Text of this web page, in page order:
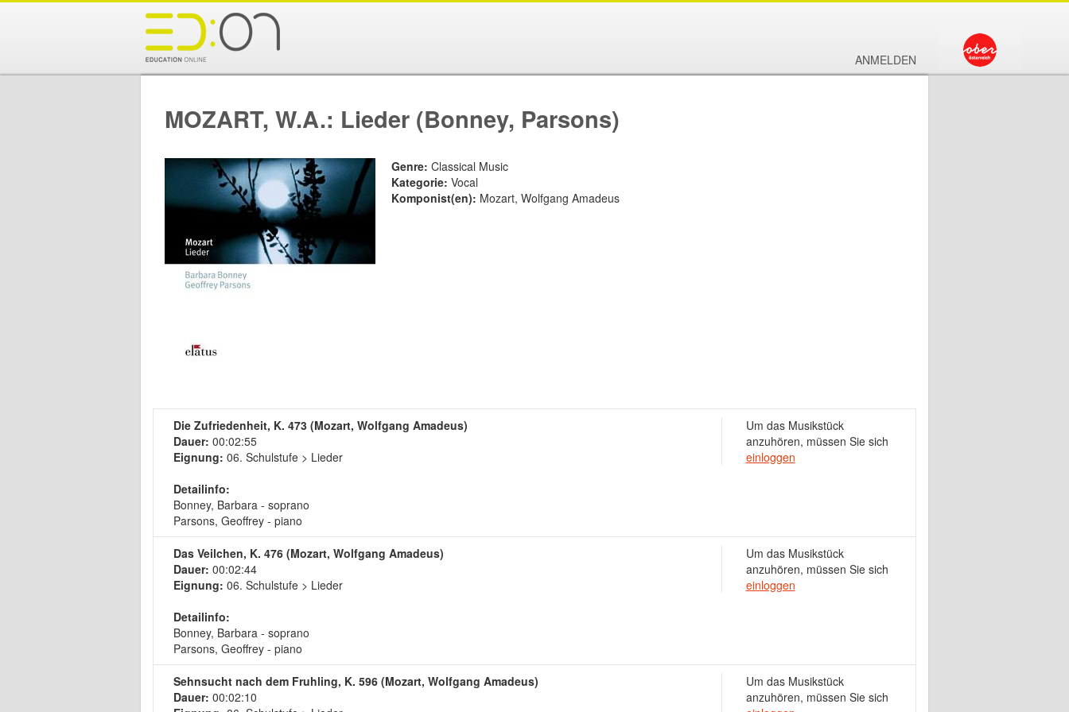
ANMELDEN
MOZART, W.A.: Lieder (Bonney, Parsons)
Genre: Classical Music
Kategorie: Vocal
Komponist(en): Mozart, Wolfgang Amadeus
Die Zufriedenheit, K. 473 (Mozart, Wolfgang Amadeus)
Dauer: 00:02:55
Eignung: 06. Schulstufe > Lieder
Detailinfo:
Bonney, Barbara - soprano
Parsons, Geoffrey - piano
Um das Musikstück
anzuhören, müssen Sie sich
einloggen
Das Veilchen, K. 476 (Mozart, Wolfgang Amadeus)
Dauer: 00:02:44
Eignung: 06. Schulstufe > Lieder
Detailinfo:
Bonney, Barbara - soprano
Parsons, Geoffrey - piano
Um das Musikstück
anzuhören, müssen Sie sich
einloggen
Sehnsucht nach dem Fruhling, K. 596 (Mozart, Wolfgang Amadeus)
Dauer: 00:02:10
Um das Musikstück
anzuhören, müssen Sie sich